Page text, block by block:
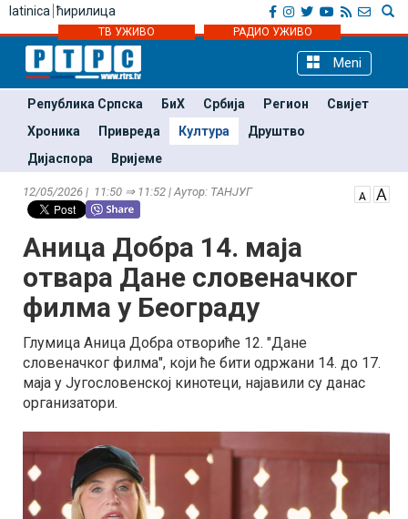
latinica ћирилица
ТВ УЖИВО РАДИО УЖИВО
Meni
Република Српска БиХ Србија Регион
Свијет
Хроника
Привреда Култура
Друштво
Дијаспора
Вријеме
12/05/2026 | 11:50 ⇒ 11:52 | Аутор: ТАНЈУГ
Аница Добра 14. маја
отвара Дане словеначког
филма у Београду
Глумица Аница Добра отвориће 12. "Дане
словеначког филма", који ће бити одржани 14. до 17.
маја у Југословенској кинотеци, најавили су данас
организатори.